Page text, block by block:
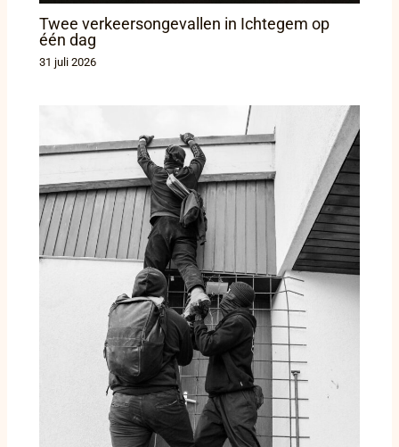
Twee verkeersongevallen in Ichtegem op
één dag
31 juli 2026